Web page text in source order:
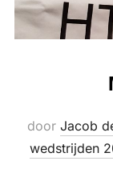
door Jacob
wedstrijden